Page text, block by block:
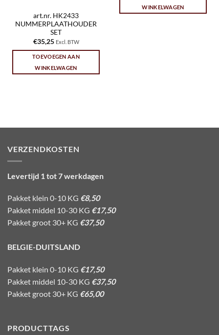
art.nr. HK2433
NUMMERPLAATHOUDER
SET
€35,25 Excl. BTW
TOEVOEGEN AAN
WINKELWAGEN
WINKELWAGEN
VERZENDKOSTEN
Levertijd 1 tot 7 werkdagen
Pakket klein 0-10 KG €8,50
Pakket middel 10-30 KG €17,50
Pakket groot 30+ KG €37,50
BELGIE-DUITSLAND
Pakket klein 0-10 KG €17,50
Pakket middel 10-30 KG €37,50
Pakket groot 30+ KG €65,00
PRODUCTTAGS